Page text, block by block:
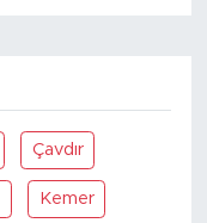
Çavdır
Kemer